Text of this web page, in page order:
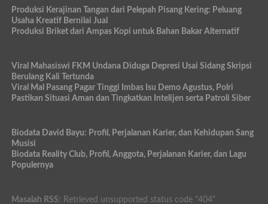
Produksi Kerajinan Tangan dari Pelepah Pisang Kering: Peluang
Usaha Kreatif Bernilai Jual
Produksi Briket dari Ampas Kopi untuk Bahan Bakar Alternatif
Viral Mahasiswi FKM Undana Diduga Depresi Usai Sidang Skripsi
Berulang Kali Tertunda
Viral Mal Pasang Pagar Tinggi Imbas Isu Demo Agustus, Polri
Pastikan Situasi Aman dan Tingkatkan Intelijen serta Patroli Siber
Biodata David Bayu: Profil, Perjalanan Karier, dan Kehidupan Sang
Musisi
Biodata Reality Club, Profil, Anggota, Perjalanan Karier, dan Lagu
Populernya
Masalah RSS: Retrieved unsupported status code "404"